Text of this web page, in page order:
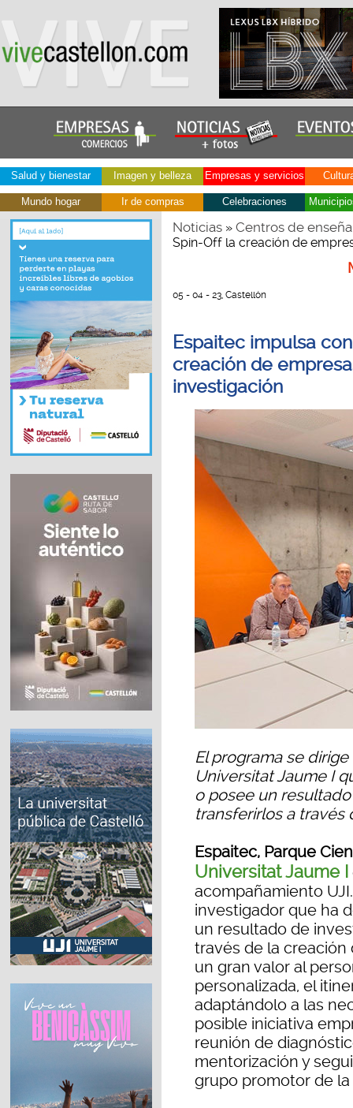
Salud y bienestar Imagen y belleza Empresas y servicios
Mundo hogar Ir de compras Celebraciones
Noticias» Centros de
Spin-Off la creación de
05 - 04 - 23, Castellón
Espaitec impulsa
creación de
investigación
El programa se
Universitat Jaume I
o posee un
transferirlos a través
Espaitec, Parque
Universitat Jaume I
acompañamiento
investigador que ha
un resultado de
través de la creación
un gran valor al
personalizada, el
adaptándolo a las
posible iniciativa
reunión de
mentorización y
grupo promotor de la